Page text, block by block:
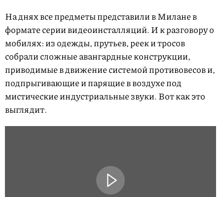
На днях все предметы представили в Милане в
формате серии видеоинсталляций. И к разговору о
мобилях: из одежды, прутьев, реек и тросов
собрали сложные авангардные конструкции,
приводимые в движение системой противовесов и,
подпрыгивающие и парящие в воздухе под
мистические индустриальные звуки. Вот как это
выглядит.